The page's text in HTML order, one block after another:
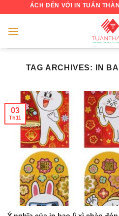
content
ĐẾN VỚI IN TUẤN THÀNH
TAG ARCHIVES: IN
03
Th11